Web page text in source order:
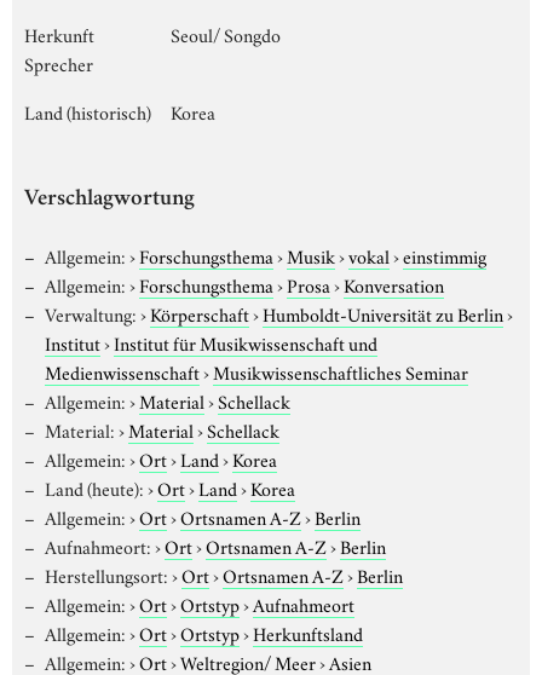
Herkunft
Sprecher
Seoul/ Songdo
Land (historisch) Korea
Verschlagwortung
Allgemein:›Forschungsthema›Musik›vokal›einstimmig
Allgemein:›Forschungsthema›Prosa›Konversation
Verwaltung:›Körperschaft›Humboldt-Universität zu Berlin›
Institut›Institut für Musikwissenschaft und
Medienwissenschaft›Musikwissenschaftliches Seminar
Allgemein:›Material›Schellack
Material:›Material›Schellack
Allgemein:›Ort›Land›Korea
Land (heute):›Ort›Land›Korea
Allgemein:›Ort›Ortsnamen A-Z›Berlin
Aufnahmeort:›Ort›Ortsnamen A-Z›Berlin
Herstellungsort:›Ort›Ortsnamen A-Z›Berlin
Allgemein:›Ort›Ortstyp›Aufnahmeort
Allgemein:›Ort›Ortstyp›Herkunftsland
Allgemein:›Ort›Weltregion/ Meer›Asien